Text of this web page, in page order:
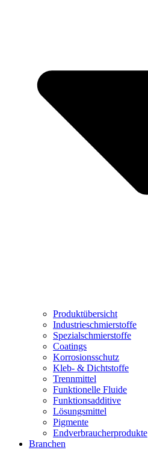
Produktübersicht
Industrieschmierstoffe
Spezialschmierstoffe
Coatings
Korrosionsschutz
Kleb- & Dichtstoffe
Trennmittel
Funktionelle Fluide
Funktionsadditive
Lösungsmittel
Pigmente
Endverbraucherprodukte
Branchen